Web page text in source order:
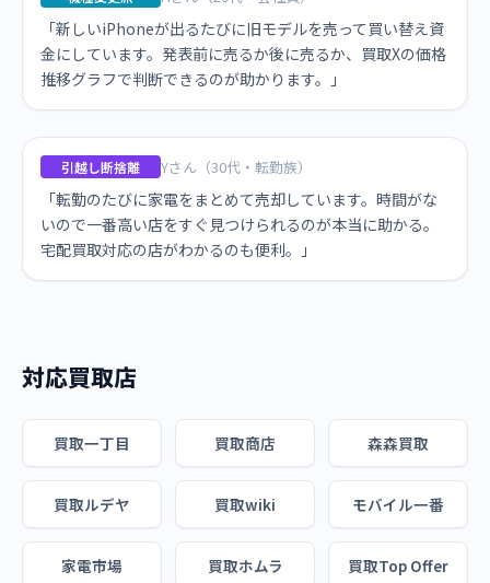
「新しいiPhoneが出るたびに旧モデルを売って買い替え資
金にしています。発表前に売るか後に売るか、買取Xの価格
推移グラフで判断できるのが助かります。」
引越し断捨離 Yさん（30代・転勤族）
「転勤のたびに家電をまとめて売却しています。時間がな
いので一番高い店をすぐ見つけられるのが本当に助かる。
宅配買取対応の店がわかるのも便利。」
対応買取店
買取一丁目 買取商店 森森買取
買取ルデヤ 買取wiki モバイル一番
家電市場 買取ホムラ 買取Top Offer